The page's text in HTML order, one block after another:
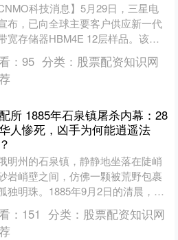
CNMO科技消息】5月29日，三星电
布，已向全球主要客户供应新一代
宽存储器HBM4E 12层样品。该产
HBM4的升级版本，针对大型语言
和AI数....
： 95 分类： 股票配资知识网
所 1885年石泉镇屠杀内幕：28
人惨死，凶手为何能逍遥法
明州的石泉镇，静静地坐落在陡峭
岩峭壁之间，仿佛一颗被荒野包裹
独明珠。1885年9月2日的清晨，本
往常一样，矿工们开始一天的劳
空气中弥漫着煤灰....
： 151 分类： 股票配资知识网